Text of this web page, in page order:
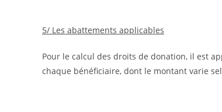
5/ Les abattements applicables
Pour le calcul des droits de donation, il est
chaque bénéficiaire, dont le montant varie